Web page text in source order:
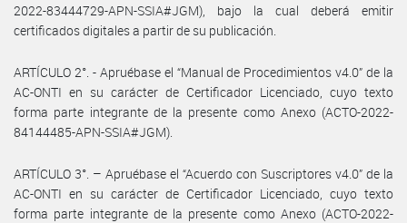
2022-83444729-APN-SSIA#JGM), bajo la cual deberá emitir
certificados digitales a partir de su publicación.
ARTÍCULO 2°. - Apruébase el “Manual de Procedimientos v4.0” de la
AC-ONTI en su carácter de Certificador Licenciado, cuyo texto
forma parte integrante de la presente como Anexo (ACTO-2022-
84144485-APN-SSIA#JGM).
ARTÍCULO 3°. – Apruébase el “Acuerdo con Suscriptores v4.0” de la
AC-ONTI en su carácter de Certificador Licenciado, cuyo texto
forma parte integrante de la presente como Anexo (ACTO-2022-